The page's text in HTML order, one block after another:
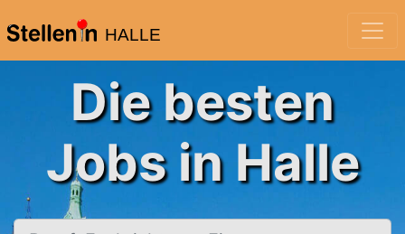
HALLE
Die besten
Jobs in Halle
Beruf, Fachrichtung, Firma